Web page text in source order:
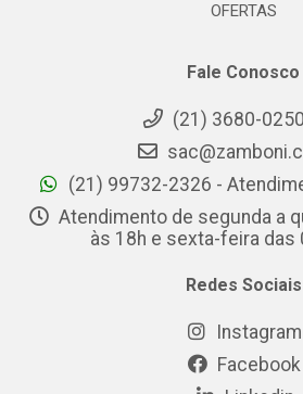
OFERTAS
Fale Conosco
(21) 3680-
(21) 99732-2326 -
Atendimento de segunda a
às 18h e sexta-feira das
Redes Sociais
Instagram
Facebook